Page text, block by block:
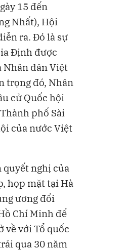
15 đến
Nhất), Hội
ra. Đó là sự
Định được
Nhân dân Việt
trọng đó, Nhân
cử Quốc hội
phố Sài
của nước Việt
quyết nghị của
họp mặt tại Hà
ương đổi
Chí Minh để
về với Tổ quốc
qua 30 năm